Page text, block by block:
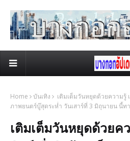
Home บันเทิง
เติมเต็มวันหยุดด้วยความรู้
ภาพยนตร์บู๊สุดระห่ำ วันเสาร์ที่ 3 มิถุนายน นี้ท
เติมเต็มวันหยุดด้วยค